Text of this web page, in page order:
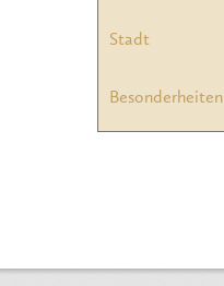
Stadt
Besonderheiten